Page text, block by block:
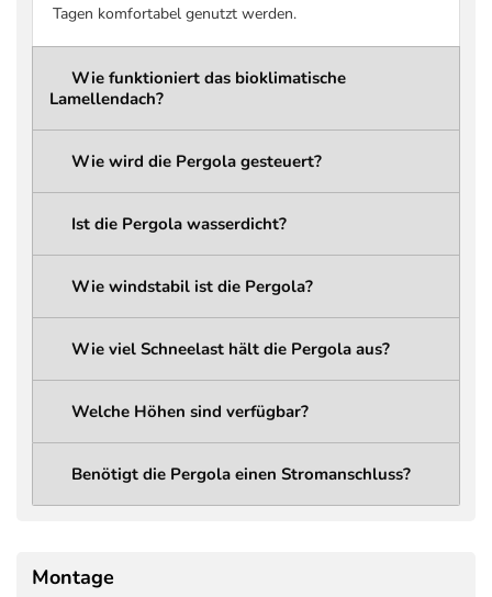
Schneelast
bis zu 207 kg/m² (größenabhängig –
Gesamthöhe
wählbar: 261,6 cm / 276,6 cm /
Durchgangshöhe
ca. 236,6 cm / 251,6 cm / 266,6 cm
(abhängig von der gewählten
Gesamthöhe)
Entwässerungssystem
Regenwassermanagement mit
verdeckten Kanälen und
Wasserabfluss über die Pergola-
Pfosten
LED Schutzklasse
IP68 (wasserdicht)
Abstrahlwinkel
120°
LED Spannung
12V DC
Tagen komfortabel genutzt werden.
Wie funktioniert das bioklimatische
Lamellendach?
Wie wird die Pergola gesteuert?
Ist die Pergola wasserdicht?
Wie windstabil ist die Pergola?
Wie viel Schneelast hält die Pergola aus?
Welche Höhen sind verfügbar?
Benötigt die Pergola einen Stromanschluss?
Montage